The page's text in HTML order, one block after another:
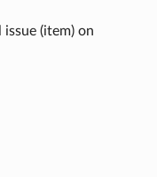
issue (item) on